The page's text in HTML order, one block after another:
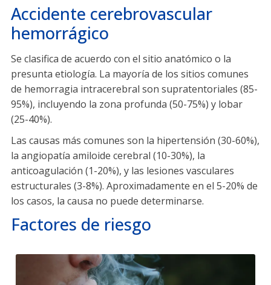
Accidente cerebrovascular
hemorrágico
Se clasifica de acuerdo con el sitio anatómico o la
presunta etiología. La mayoría de los sitios comunes
de hemorragia intracerebral son supratentoriales (85-
95%), incluyendo la zona profunda (50-75%) y lobar
(25-40%).
Las causas más comunes son la hipertensión (30-60%),
la angiopatía amiloide cerebral (10-30%), la
anticoagulación (1-20%), y las lesiones vasculares
estructurales (3-8%). Aproximadamente en el 5-20% de
los casos, la causa no puede determinarse.
Factores de riesgo